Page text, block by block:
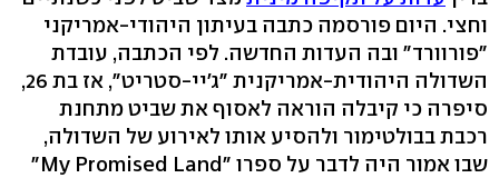
וחצי. היום פורסמה כתבה בעיתון היהודי-אמריקני
"פורוורד" ובה העדות החדשה. לפי הכתבה, עובדת
השדולה היהודית-אמריקנית "ג'יי-סטריט", אז בת 26,
סיפרה כי קיבלה הוראה לאסוף את שביט מתחנת
רכבת בבולטימור ולהסיע אותו לאירוע של השדולה,
שבו אמור היה לדבר על ספרו "My Promised Land"